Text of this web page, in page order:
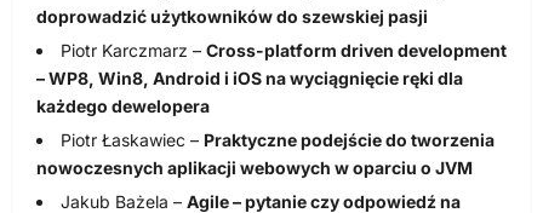
doprowadzić użytkowników do szewskiej pasji
Piotr Karczmarz – Cross-platform driven development
– WP8, Win8, Android i iOS na wyciągnięcie ręki dla
każdego dewelopera
Piotr Łaskawiec – Praktyczne podejście do tworzenia
nowoczesnych aplikacji webowych w oparciu o JVM
Jakub Bażela – Agile – pytanie czy odpowiedź na